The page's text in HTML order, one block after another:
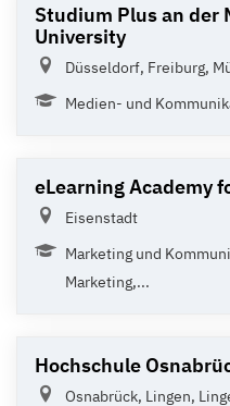
Studium Plus an der
University
Düsseldorf, Freiburg,
Medien- und
eLearning Academy
Eisenstadt
Marketing und
Marketing,...
Hochschule
Osnabrück, Lingen,